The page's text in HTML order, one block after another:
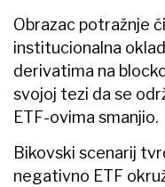
Obrazac potražnje
institucionalna
derivatima na
svojoj tezi da se
ETF-ovima smanjio.
Bikovski scenarij
negativno ETF